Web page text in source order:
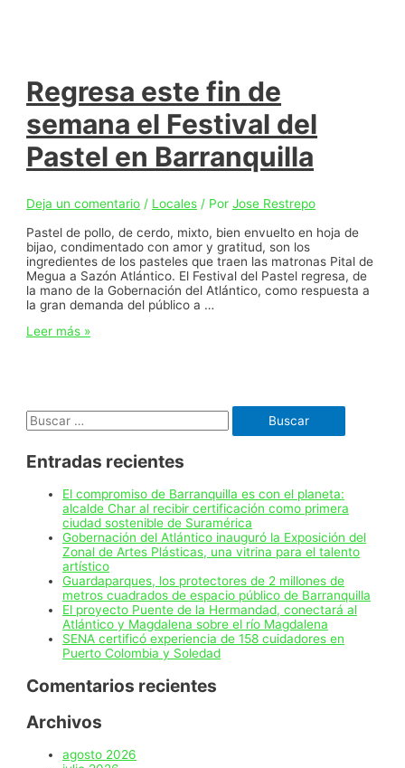
primer
fin
de
semana
de
la
Ruta
Girasol
en
el
Atlántico
Regresa este fin de
semana el Festival del
Pastel en Barranquilla
Deja un comentario / Locales / PorJose Restrepo
Pastel de pollo, de cerdo, mixto, bien envuelto en hoja de
bijao, condimentado con amor y gratitud, son los
ingredientes de los pasteles que traen las matronas Pital de
Megua a Sazón Atlántico. El Festival del Pastel regresa, de
la mano de la Gobernación del Atlántico, como respuesta a
la gran demanda del público a …
Regresa
Festival
del
en
Leer más »
Buscar:
Entradas recientes
El compromiso de Barranquilla es con el planeta:
alcalde Char al recibir certificación como primera
ciudad sostenible de Suramérica
Gobernación del Atlántico inauguró la Exposición del
Zonal de Artes Plásticas, una vitrina para el talento
artístico
Guardaparques, los protectores de 2 millones de
metros cuadrados de espacio público de Barranquilla
El proyecto Puente de la Hermandad, conectará al
Atlántico y Magdalena sobre el río Magdalena
SENA certificó experiencia de 158 cuidadores en
Puerto Colombia y Soledad
Comentarios recientes
Archivos
agosto 2026